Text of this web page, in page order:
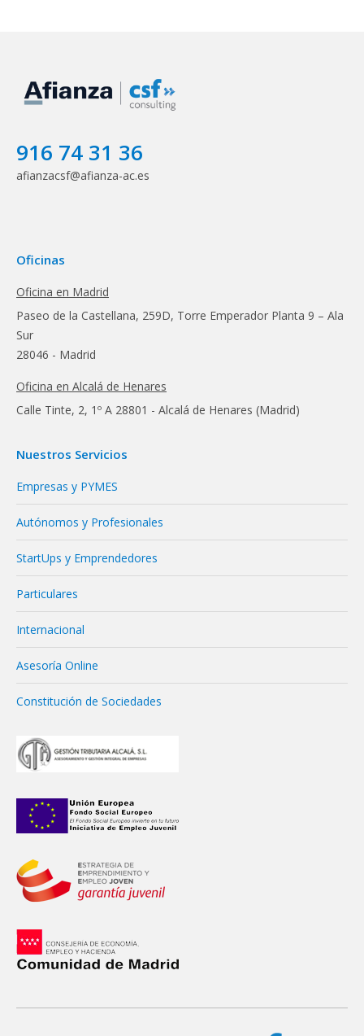
916 74 31 36
afianzacsf@afianza-ac.es
Oficinas
Oficina en Madrid
Paseo de la Castellana, 259D, Torre Emperador Planta 9 – Ala
Sur
28046 - Madrid
Oficina en Alcalá de Henares
Calle Tinte, 2, 1º A 28801 - Alcalá de Henares (Madrid)
Nuestros Servicios
Empresas y PYMES
Autónomos y Profesionales
StartUps y Emprendedores
Particulares
Internacional
Asesoría Online
Constitución de Sociedades